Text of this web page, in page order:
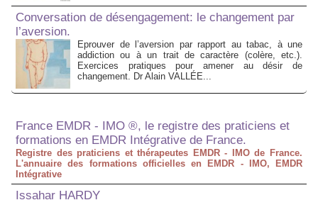
Conversation de désengagement: le changement par
l’aversion.
Eprouver de l’aversion par rapport au tabac, à une
addiction ou à un trait de caractère (colère, etc.).
Exercices pratiques pour amener au désir de
changement. Dr Alain VALLÉE...
France EMDR - IMO ®, le registre des praticiens et
formations en EMDR Intégrative de France.
Registre des praticiens et thérapeutes EMDR - IMO de France.
L'annuaire des formations officielles en EMDR - IMO, EMDR
Intégrative
Issahar HARDY